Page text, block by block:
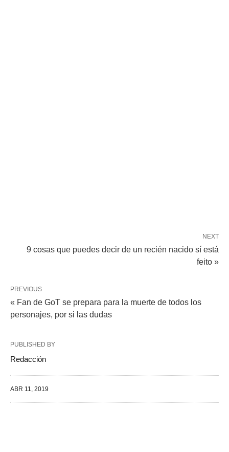
NEXT
9 cosas que puedes decir de un recién nacido sí está
feito »
PREVIOUS
« Fan de GoT se prepara para la muerte de todos los
personajes, por si las dudas
PUBLISHED BY
Redacción
ABR 11, 2019